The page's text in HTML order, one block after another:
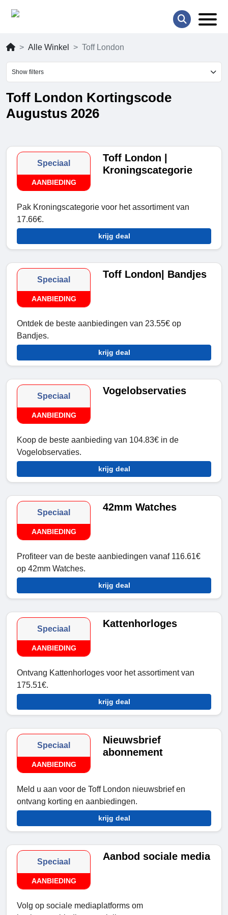
Alle Winkel Toff London
Show filters
Toff London Kortingscode
Augustus 2026
Speciaal
AANBIEDING
Toff London |
Kroningscategorie
Pak Kroningscategorie voor het assortiment van
17.66€.
krijg deal
Speciaal
AANBIEDING
Toff London| Bandjes
Ontdek de beste aanbiedingen van 23.55€ op
Bandjes.
krijg deal
Speciaal
AANBIEDING
Vogelobservaties
Koop de beste aanbieding van 104.83€ in de
Vogelobservaties.
krijg deal
Speciaal
AANBIEDING
42mm Watches
Profiteer van de beste aanbiedingen vanaf 116.61€
op 42mm Watches.
krijg deal
Speciaal
AANBIEDING
Kattenhorloges
Ontvang Kattenhorloges voor het assortiment van
175.51€.
krijg deal
Speciaal
AANBIEDING
Nieuwsbrief
abonnement
Meld u aan voor de Toff London nieuwsbrief en
ontvang korting en aanbiedingen.
krijg deal
Speciaal
AANBIEDING
Aanbod sociale media
Volg op sociale mediaplatforms om